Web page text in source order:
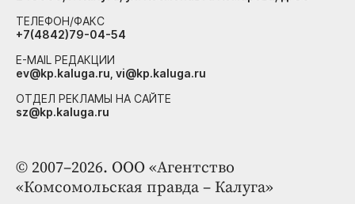
© 2007–2026. ООО «Агентство
«Комсомольская правда – Калуга»
ТЕЛЕФОН/ФАКС
+7(4842)79-04-54
E-MAIL РЕДАКЦИИ
ev@kp.kaluga.ru, vi@kp.kaluga.ru
ОТДЕЛ РЕКЛАМЫ НА САЙТЕ
sz@kp.kaluga.ru